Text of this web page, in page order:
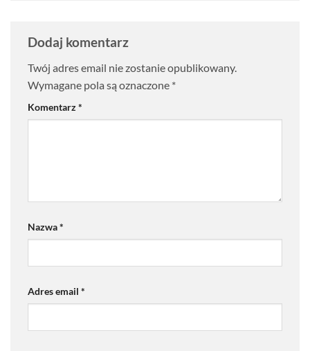
Dodaj komentarz
Twój adres email nie zostanie opublikowany.
Wymagane pola są oznaczone *
Komentarz*
Nazwa*
Adres email *